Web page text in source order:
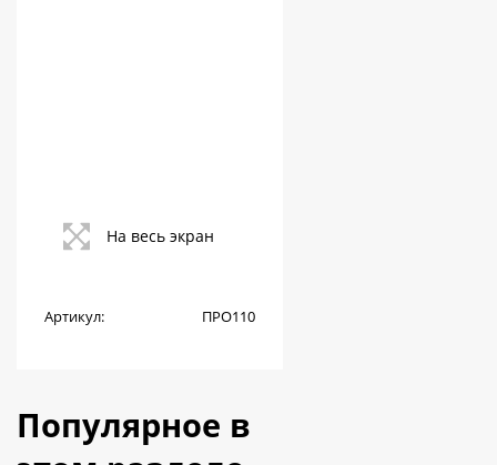
На весь экран
Артикул: ПРО110
Популярное в